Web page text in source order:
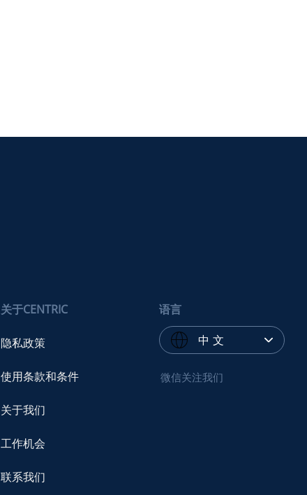
关于CENTRIC
隐私政策
使用条款和条件
关于我们
工作机会
联系我们
语言
中 文
微信关注我们